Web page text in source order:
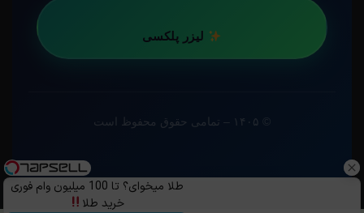
لیزر پلکسی
طلا میخوای؟ تا 100 میلیون وام فوری
خرید طلا